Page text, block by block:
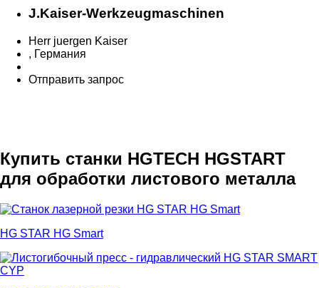
J.Kaiser-Werkzeugmaschinen
Herr juergen Kaiser
, Германия
Отправить запрос
Купить станки HGTECH HGSTART
для обработки листового металла
HG STAR HG Smart